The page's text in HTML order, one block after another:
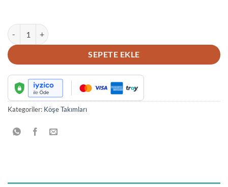
AHŞAP TERAS KÖŞE TAKIMI adet
SEPETE EKLE
Kategoriler: Köşe Takımları